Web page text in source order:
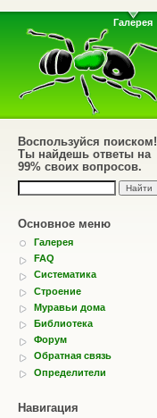
Галерея
Воспользуйся поиском!
Ты найдешь ответы на
99% своих вопросов.
Основное меню
Галерея
FAQ
Систематика
Строение
Муравьи дома
Библиотека
Форум
Обратная связь
Определители
Навигация